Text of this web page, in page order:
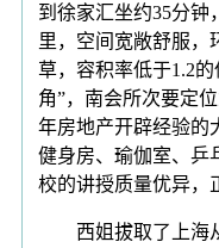
到徐家汇坐约35分钟
里，空间宽敞舒服，
草，容积率低于1.2
角”，南会所次要定
年房地产开辟经验的
健身房、瑜伽室、乒
校的讲授质量优异，
西姐拔取了上海从